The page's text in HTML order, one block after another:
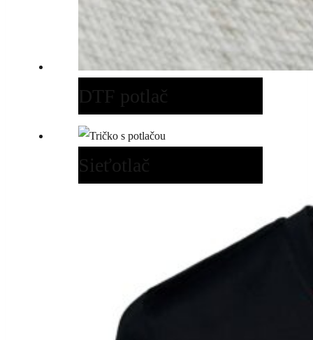
DTF potlač
Sieťotlač